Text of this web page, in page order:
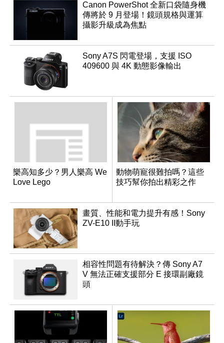
Canon PowerShot 全新口袋隨身機
傳將於 9 月登場！鏡頭規格與運算
攝影升級成為焦點
Sony A7S 閃電登場，支援 ISO
409600 與 4K 動態影像輸出
樂高知多少？男人樂高 We
Love Lego
動物萌寵很難拍嗎？這些
技巧幫你拍出精彩之作
畫質、性能和電力提升有感！Sony
ZV-E10 II動手玩
相容性問題有待解決？傳 Sony A7
V 無法正確支援部分 E 接環副廠鏡
頭